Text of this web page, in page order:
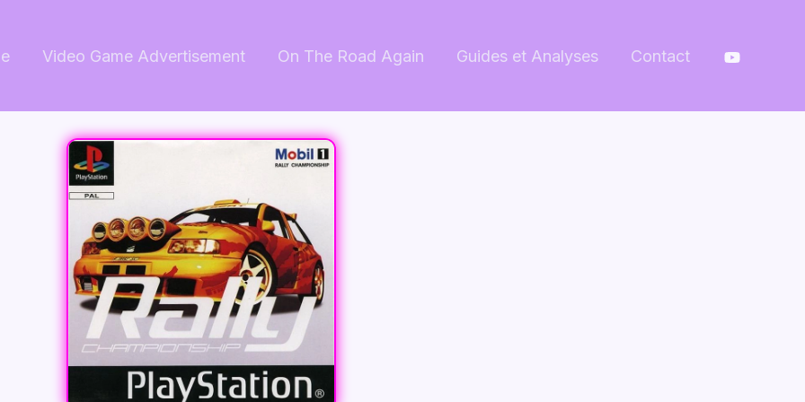
Video Game Advertisement On The Road Again Guides et Analyses Contact